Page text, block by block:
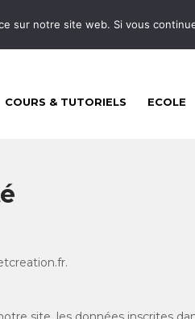
COURS & TUTORIELS ECOLE
sur notre site web. Si vous